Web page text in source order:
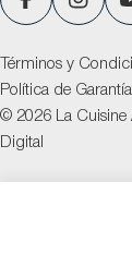
pagoFacebook
© 2026 La
Digital
Términos y
Política de